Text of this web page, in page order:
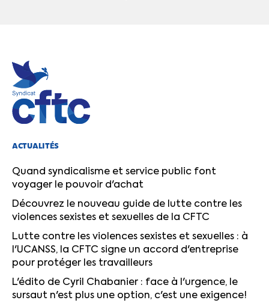
ACTUALITÉS
Quand syndicalisme et service public font
voyager le pouvoir d'achat
Découvrez le nouveau guide de lutte contre les
violences sexistes et sexuelles de la CFTC
Lutte contre les violences sexistes et sexuelles : à
l'UCANSS, la CFTC signe un accord d'entreprise
pour protéger les travailleurs
L'édito de Cyril Chabanier : face à l'urgence, le
sursaut n'est plus une option, c'est une exigence!